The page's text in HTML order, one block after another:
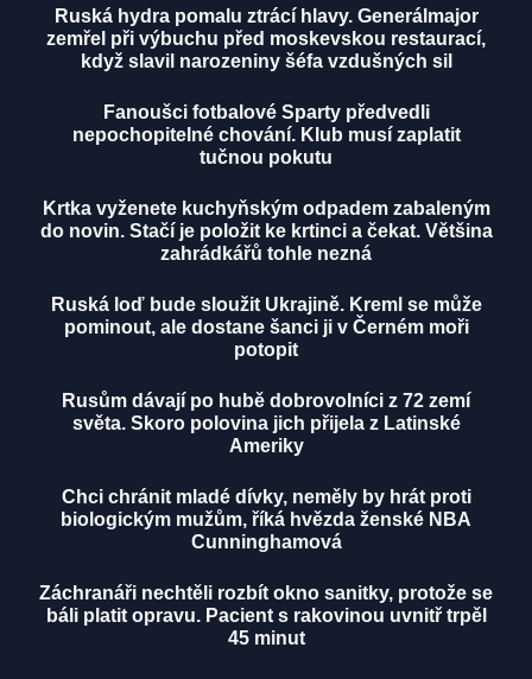
Ruská hydra pomalu ztrácí hlavy. Generálmajor
zemřel při výbuchu před moskevskou restaurací,
když slavil narozeniny šéfa vzdušných sil
Fanoušci fotbalové Sparty předvedli
nepochopitelné chování. Klub musí zaplatit
tučnou pokutu
Krtka vyženete kuchyňským odpadem zabaleným
do novin. Stačí je položit ke krtinci a čekat. Většina
zahrádkářů tohle nezná
Ruská loď bude sloužit Ukrajině. Kreml se může
pominout, ale dostane šanci ji v Černém moři
potopit
Rusům dávají po hubě dobrovolníci z 72 zemí
světa. Skoro polovina jich přijela z Latinské
Ameriky
Chci chránit mladé dívky, neměly by hrát proti
biologickým mužům, říká hvězda ženské NBA
Cunninghamová
Záchranáři nechtěli rozbít okno sanitky, protože se
báli platit opravu. Pacient s rakovinou uvnitř trpěl
45 minut